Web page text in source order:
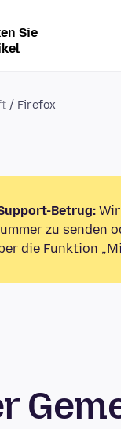
Sie
Firefox
Betrug:
zu senden
die Funktion